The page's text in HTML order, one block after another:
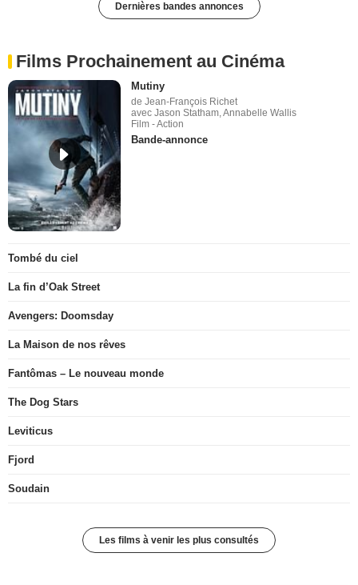
Dernières bandes annonces
Films Prochainement au Cinéma
Mutiny
de Jean-François Richet
avec Jason Statham, Annabelle Wallis
Film - Action
Bande-annonce
Tombé du ciel
La fin d’Oak Street
Avengers: Doomsday
La Maison de nos rêves
Fantômas – Le nouveau monde
The Dog Stars
Leviticus
Fjord
Soudain
Les films à venir les plus consultés